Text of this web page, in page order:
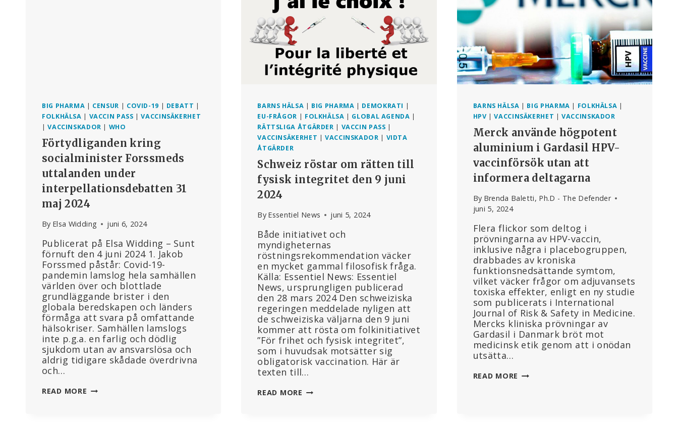
BIG PHARMA | CENSUR | COVID-19 | DEBATT |
FOLKHÄLSA | VACCIN PASS |VACCINSÄKERHET
|VACCINSKADOR | WHO
Förtydliganden kring
socialminister Forssmeds
uttalanden under
interpellationsdebatten 31
maj 2024
By Elsa Widding juni 6, 2024
Publicerat på Elsa Widding – Sunt
förnuft den 4 juni 2024 1. Jakob
Forssmed påstår: Covid-19-
pandemin lamslog hela samhällen
världen över och blottlade
grundläggande brister i den
globala beredskapen och länders
förmåga att svara på omfattande
hälsokriser. Samhällen lamslogs
inte p.g.a. en farlig och dödlig
sjukdom utan av ansvarslösa och
aldrig tidigare skådade överdrivna
och…
READ MORE FÖRTYDLIGANDEN
BARNS HÄLSA | BIG PHARMA | DEMOKRATI |
EU-FRÅGOR | FOLKHÄLSA | GLOBAL AGENDA |
RÄTTSLIGA ÅTGÄRDER | VACCIN PASS |
VACCINSÄKERHET |VACCINSKADOR | VIDTA
ÅTGÄRDER
Schweiz röstar om rätten till
fysisk integritet den 9 juni
2024
By Essentiel News juni 5, 2024
Både initiativet och
myndigheternas
röstningsrekommendation väcker
en mycket gammal filosofisk fråga.
Källa: Essentiel News: Essentiel
News, ursprungligen publicerad
den 28 mars 2024 Den schweiziska
regeringen meddelade nyligen att
de schweiziska väljarna den 9 juni
kommer att rösta om folkinitiativet
”För frihet och fysisk integritet”,
som i huvudsak motsätter sig
obligatorisk vaccination. Här är
texten till…
READ MORE SCHWEIZ
BARNS HÄLSA | BIG PHARMA | FOLKHÄLSA |
HPV |VACCINSÄKERHET |VACCINSKADOR
Merck använde högpotent
aluminium i Gardasil HPV-
vaccinförsök utan att
informera deltagarna
By Brenda Baletti, Ph.D - The Defender
juni 5, 2024
Flera flickor som deltog i
prövningarna av HPV-vaccin,
inklusive några i placebogruppen,
drabbades av kroniska
funktionsnedsättande symtom,
vilket väcker frågor om adjuvansets
toxiska effekter, enligt en ny studie
som publicerats i International
Journal of Risk & Safety in Medicine.
Mercks kliniska prövningar av
Gardasil i Danmark bröt mot
medicinsk etik genom att i onödan
utsätta…
READ MORE MERCK